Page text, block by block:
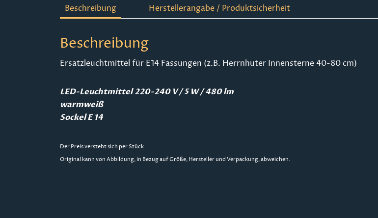
Beschreibung Herstellerangabe / Produktsicherheit
Beschreibung
Ersatzleuchtmittel für E14 Fassungen (z.B. Herrnhuter Innensterne 40-80 cm)
LED-Leuchtmittel220-240 V / 5 W / 480 lm
warmweiß
Sockel E 14
Der Preis versteht sich per Stück.
Original kann von Abbildung, in Bezug auf Größe, Hersteller und Verpackung, abweichen.